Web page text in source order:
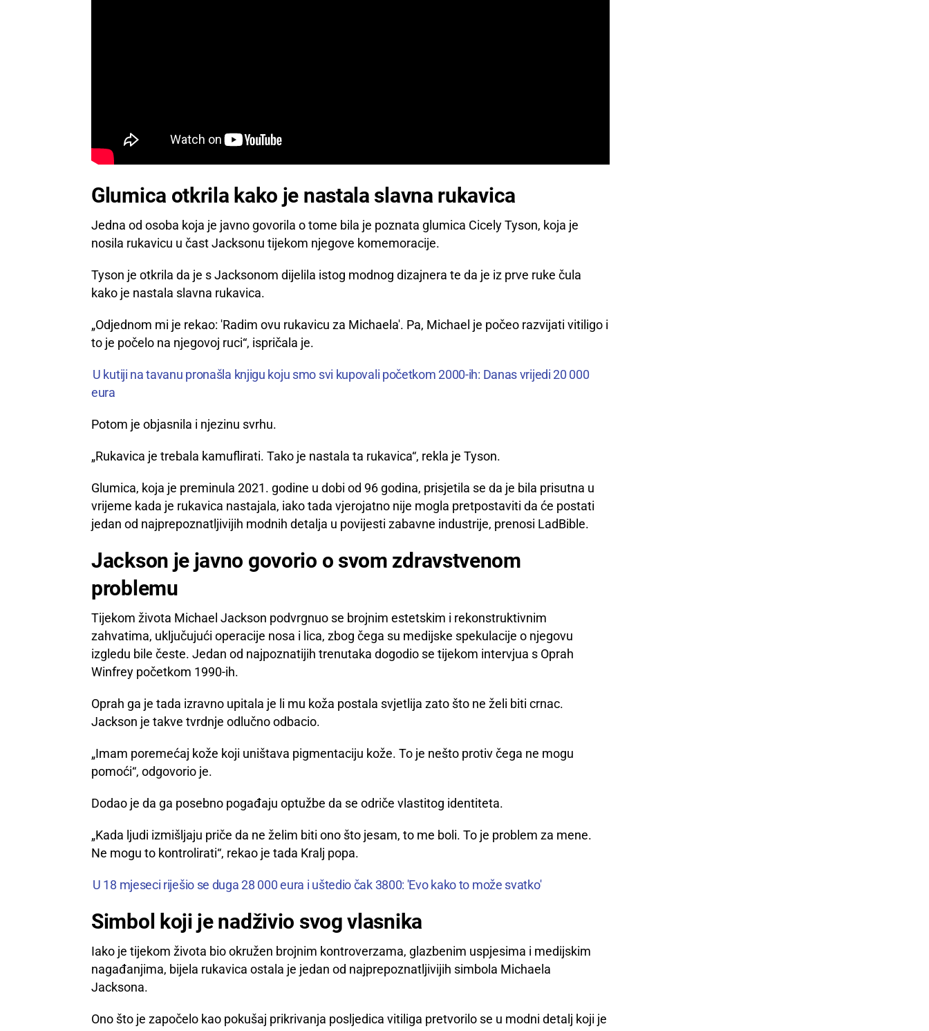
Glumica otkrila kako je nastala slavna rukavica
Jedna od osoba koja je javno govorila o tome bila je poznata glumica Cicely Tyson, koja je
nosila rukavicu u čast Jacksonu tijekom njegove komemoracije.
Tyson je otkrila da je s Jacksonom dijelila istog modnog dizajnera te da je iz prve ruke čula
kako je nastala slavna rukavica.
„Odjednom mi je rekao: 'Radim ovu rukavicu za Michaela'. Pa, Michael je počeo razvijati vitiligo i
to je počelo na njegovoj ruci“, ispričala je.
U kutiji na tavanu pronašla knjigu koju smo svi kupovali početkom 2000-ih: Danas vrijedi 20 000
eura
Potom je objasnila i njezinu svrhu.
„Rukavica je trebala kamuflirati. Tako je nastala ta rukavica“, rekla je Tyson.
Glumica, koja je preminula 2021. godine u dobi od 96 godina, prisjetila se da je bila prisutna u
vrijeme kada je rukavica nastajala, iako tada vjerojatno nije mogla pretpostaviti da će postati
jedan od najprepoznatljivijih modnih detalja u povijesti zabavne industrije, prenosi LadBible.
Jackson je javno govorio o svom zdravstvenom
problemu
Tijekom života Michael Jackson podvrgnuo se brojnim estetskim i rekonstruktivnim
zahvatima, uključujući operacije nosa i lica, zbog čega su medijske spekulacije o njegovu
izgledu bile česte. Jedan od najpoznatijih trenutaka dogodio se tijekom intervjua s Oprah
Winfrey početkom 1990-ih.
Oprah ga je tada izravno upitala je li mu koža postala svjetlija zato što ne želi biti crnac.
Jackson je takve tvrdnje odlučno odbacio.
„Imam poremećaj kože koji uništava pigmentaciju kože. To je nešto protiv čega ne mogu
pomoći“, odgovorio je.
Dodao je da ga posebno pogađaju optužbe da se odriče vlastitog identiteta.
„Kada ljudi izmišljaju priče da ne želim biti ono što jesam, to me boli. To je problem za mene.
Ne mogu to kontrolirati“, rekao je tada Kralj popa.
U 18 mjeseci riješio se duga 28 000 eura i uštedio čak 3800: 'Evo kako to može svatko'
Simbol koji je nadživio svog vlasnika
Iako je tijekom života bio okružen brojnim kontroverzama, glazbenim uspjesima i medijskim
nagađanjima, bijela rukavica ostala je jedan od najprepoznatljivijih simbola Michaela
Jacksona.
Ono što je započelo kao pokušaj prikrivanja posljedica vitiliga pretvorilo se u modni detalj koji je